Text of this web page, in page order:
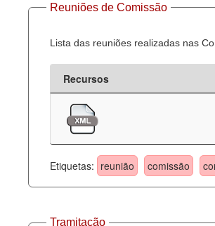
Reuniões de Comissão
Lista das reuniões realizadas nas
Recursos
Etiquetas: reunião comissão
Tramitação